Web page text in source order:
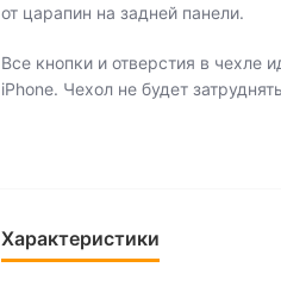
от царапин на задней панели.
Все кнопки и отверстия в чехле
iPhone. Чехол не будет
Характеристики